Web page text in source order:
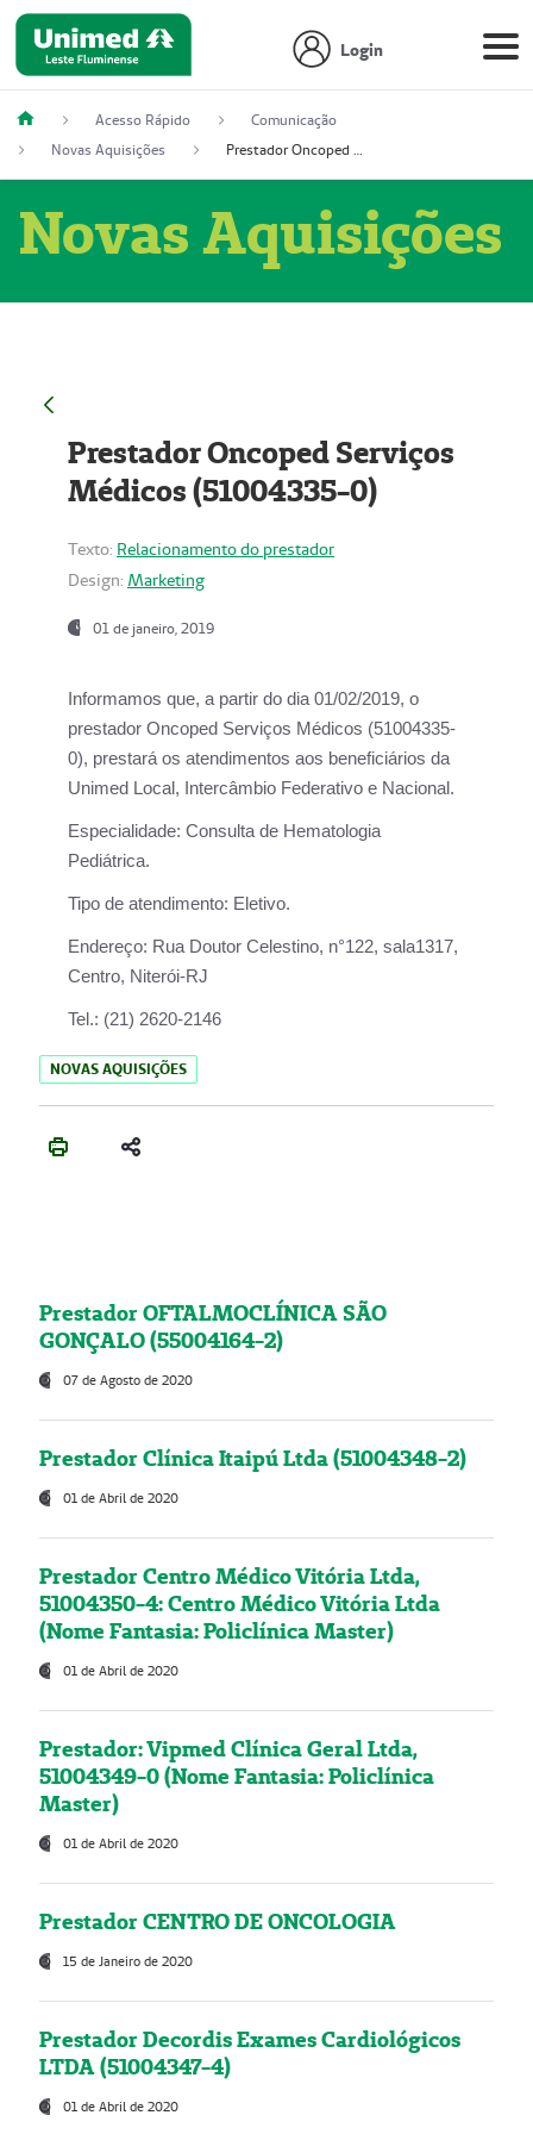
Login
Acesso Rápido
Comunicação
Novas Aquisições
Prestador Oncoped Serviços Médicos (51004335-0)
Novas Aquisições
Prestador Oncoped Serviços
Médicos (51004335-0)
Texto: Relacionamento do prestador
Design: Marketing
01 de janeiro, 2019
Informamos que, a partir do dia 01/02/2019, o
prestador Oncoped Serviços Médicos (51004335-
0), prestará os atendimentos aos beneficiários da
Unimed Local, Intercâmbio Federativo e Nacional.
Especialidade: Consulta de Hematologia
Pediátrica.
Tipo de atendimento: Eletivo.
Endereço: Rua Doutor Celestino, n°122, sala1317,
Centro, Niterói-RJ
Tel.: (21) 2620-2146
NOVAS AQUISIÇÕES
Prestador OFTALMOCLÍNICA SÃO
GONÇALO (55004164-2)
07 de Agosto de 2020
Prestador Clínica Itaipú Ltda (51004348-2)
01 de Abril de 2020
Prestador Centro Médico Vitória Ltda,
51004350-4: Centro Médico Vitória Ltda
(Nome Fantasia: Policlínica Master)
01 de Abril de 2020
Prestador: Vipmed Clínica Geral Ltda,
51004349-0 (Nome Fantasia: Policlínica
Master)
01 de Abril de 2020
Prestador CENTRO DE ONCOLOGIA
15 de Janeiro de 2020
Prestador Decordis Exames Cardiológicos
LTDA (51004347-4)
01 de Abril de 2020